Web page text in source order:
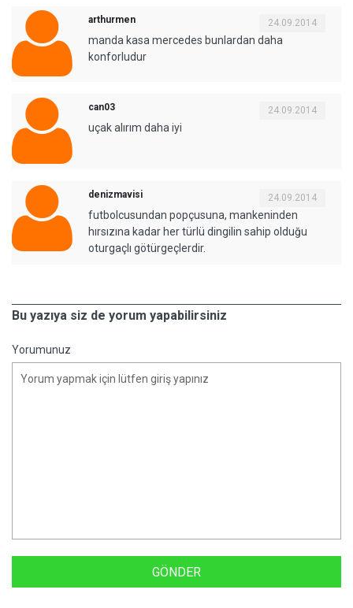
arthurmen 24.09.2014
manda kasa mercedes bunlardan daha
konforludur
can03 24.09.2014
uçak alırım daha iyi
denizmavisi 24.09.2014
futbolcusundan popçusuna, mankeninden
hırsızına kadar her türlü dingilin sahip olduğu
oturgaçlı götürgeçlerdir.
Bu yazıya siz de yorum yapabilirsiniz
Yorumunuz